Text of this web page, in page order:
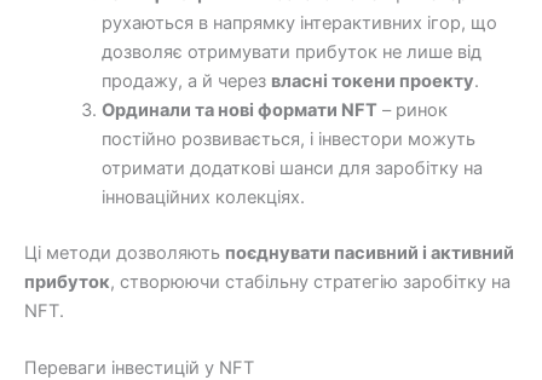
рухаються в напрямку інтерактивних ігор, що
дозволяє отримувати прибуток не лише від
продажу, а й через власні токени проекту.
Ординали та нові формати NFT– ринок
постійно розвивається, і інвестори можуть
отримати додаткові шанси для заробітку на
інноваційних колекціях.
Ці методи дозволяють поєднувати пасивний і активний
прибуток, створюючи стабільну стратегію заробітку на
NFT.
Переваги інвестицій у NFT